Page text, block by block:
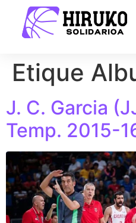
Etique
J. C. Garcia
Temp. 2015-